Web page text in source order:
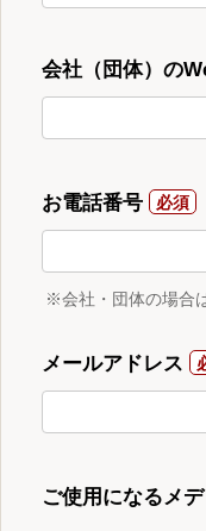
会社（団体）の
お電話番号
※会社・団体の場合
メールアドレス
ご使用になるメ